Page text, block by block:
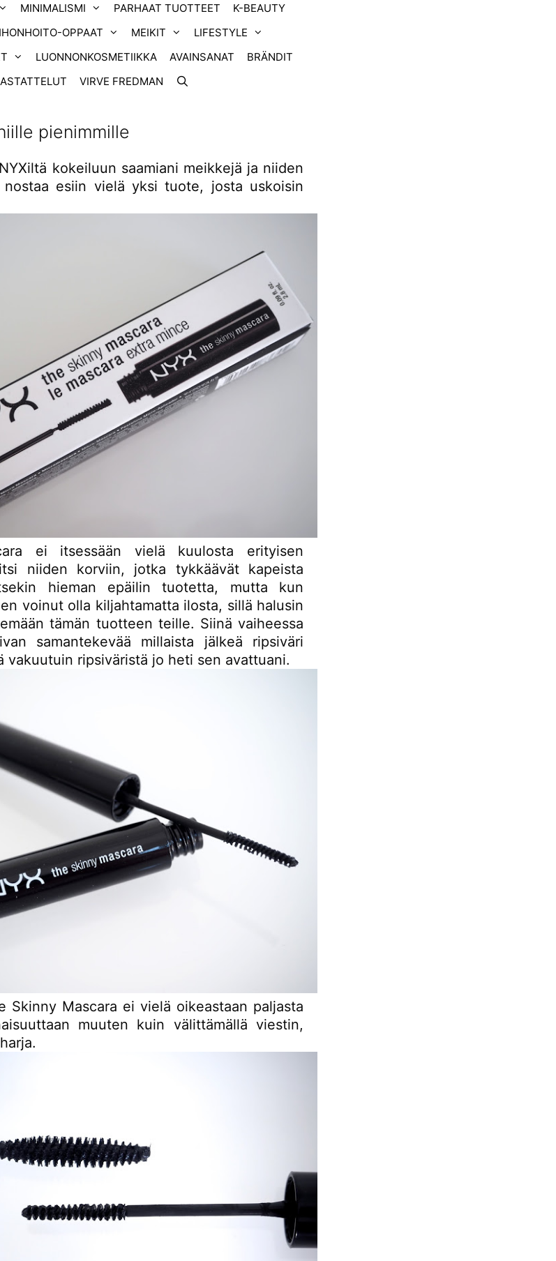
MINIMALISMI PARHAAT TUOTTEET
K-BEAUTY
IHONHOITO-OPPAAT MEIKIT
LIFESTYLE
LUONNONKOSMETIIKKA AVAINSANAT
BRÄNDIT
VIRVE FREDMAN
pienimmille
kokeiluun saamiani meikkejä ja niiden
esiin vielä yksi tuote, josta uskoisin
ei itsessään vielä kuulosta erityisen
niiden korviin, jotka tykkäävät kapeista
hieman epäilin tuotetta, mutta kun
voinut olla kiljahtamatta ilosta, sillä halusin
tämän tuotteen teille. Siinä vaiheessa
samantekevää millaista jälkeä ripsiväri
vakuutuin ripsiväristä jo heti sen avattuani.
Skinny Mascara ei vielä oikeastaan paljasta
muuten kuin välittämällä viestin,